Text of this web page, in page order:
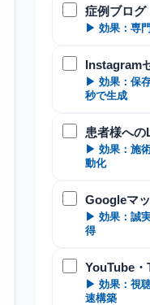
症例ブログ
▶ 効果：専
Instagram
▶ 効果：保
秒で生成
患者様へ
▶ 効果：施
動化
Googleマ
▶ 効果：誠
得
YouTube
▶ 効果：視
速構築